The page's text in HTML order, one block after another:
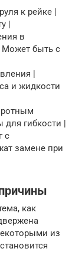
к рейке |
|
в
Может быть с
|
и жидкости
гибкости |
с
замене при
как
из